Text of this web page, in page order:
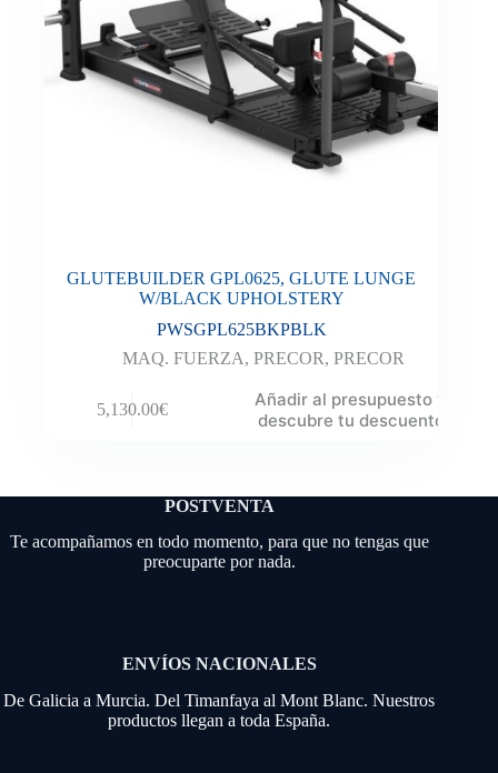
GLUTEBUILDER GPL0625, GLUTE LUNGE
W/BLACK UPHOLSTERY
PWSGPL625BKPBLK
MAQ. FUERZA,PRECOR,PRECOR
5,130.00€
Añadir al presupuesto y
descubre tu descuento
POSTVENTA
Te acompañamos en todo momento, para que no tengas que
preocuparte por nada.
ENVÍOS NACIONALES
De Galicia a Murcia. Del Timanfaya al Mont Blanc. Nuestros
productos llegan a toda España.